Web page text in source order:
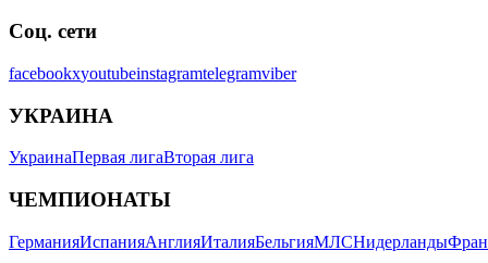
Соц. сети
facebookxyoutubeinstagramtelegramviber
УКРАИНА
УкраинаПервая лигаВторая лига
ЧЕМПИОНАТЫ
ГерманияИспанияАнглияИталияБельгияМЛСНидерланды